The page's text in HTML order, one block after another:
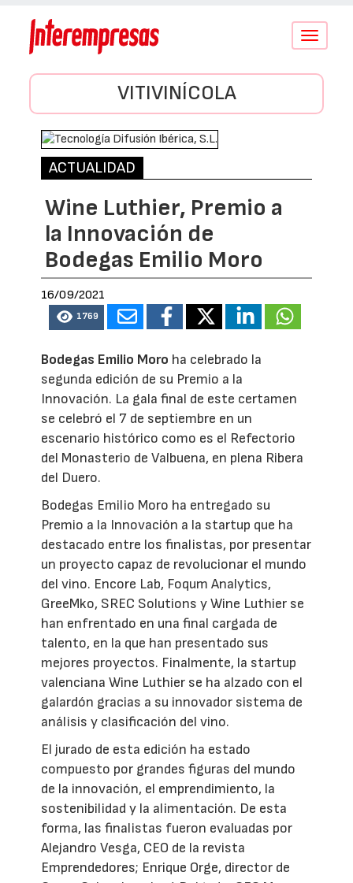
Conmutar
VITIVINÍCOLA
ACTUALIDAD
Wine Luthier, Premio a
la Innovación de
Bodegas Emilio Moro
16/09/2021
1769
Bodegas Emilio Moro ha celebrado la
segunda edición de su Premio a la
Innovación. La gala final de este certamen
se celebró el 7 de septiembre en un
escenario histórico como es el Refectorio
del Monasterio de Valbuena, en plena Ribera
del Duero.
Bodegas Emilio Moro ha entregado su
Premio a la Innovación a la startup que ha
destacado entre los finalistas, por presentar
un proyecto capaz de revolucionar el mundo
del vino. Encore Lab, Foqum Analytics,
GreeMko, SREC Solutions y Wine Luthier se
han enfrentado en una final cargada de
talento, en la que han presentado sus
mejores proyectos. Finalmente, la startup
valenciana Wine Luthier se ha alzado con el
galardón gracias a su innovador sistema de
análisis y clasificación del vino.
El jurado de esta edición ha estado
compuesto por grandes figuras del mundo
de la innovación, el emprendimiento, la
sostenibilidad y la alimentación. De esta
forma, las finalistas fueron evaluadas por
Alejandro Vesga, CEO de la revista
Emprendedores; Enrique Orge, director de